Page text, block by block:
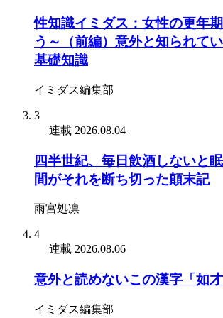
性知識イミダス：女性の更年
う～（前編）意外と知られて
基礎知識
イミダス編集部
3
連載 2026.08.04
四半世紀、毎日飲酒しないと
間がそれを断ち切った顛末記
雨宮処凛
4
連載 2026.08.06
意外と読めないこの漢字「如才
イミダス編集部